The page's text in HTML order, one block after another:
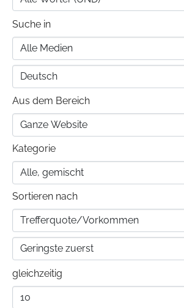
Suche in
Aus dem Bereich
Kategorie
Sortieren nach
gleichzeitig